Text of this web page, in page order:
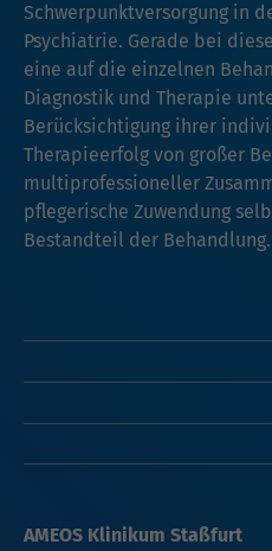
Schwerpunktversorgung in
Psychiatrie. Gerade bei
eine auf die einzelnen
Diagnostik und Therapie
Berücksichtigung ihrer
Therapieerfolg von großer
multiprofessioneller
pflegerische Zuwendung
Bestandteil der Behandlung.
AMEOS Klinikum Staßfurt